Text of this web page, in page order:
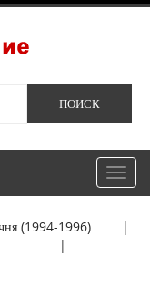
(1994-1996) |
|